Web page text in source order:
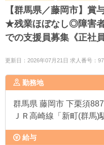
【群馬県／藤岡市】賞
★残業ほぼなし◎障害
での支援員募集《正社員
更新日：2026年07月21日 求人番号：
勤務地
群馬県 藤岡市 下栗須
ＪＲ高崎線「新町(群馬)
給与